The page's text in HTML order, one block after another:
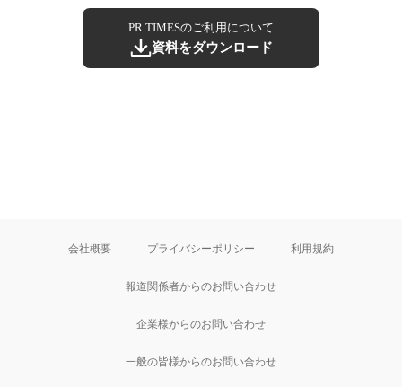
PR TIMESのご利用について
資料をダウンロード
会社概要 プライバシーポリシー 利用規約
報道関係者からのお問い合わせ
企業様からのお問い合わせ
一般の皆様からのお問い合わせ